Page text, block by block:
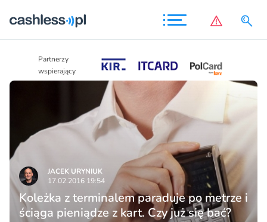
Partnerzy
wspierający
JACEK URYNIUK
17.02.2016 19:54
Koleżka z terminalem paraduje po metrze i
ściąga pieniądze z kart. Czy już się bać?